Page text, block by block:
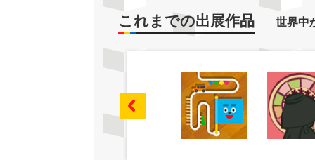
これまでの出展作品 世界中